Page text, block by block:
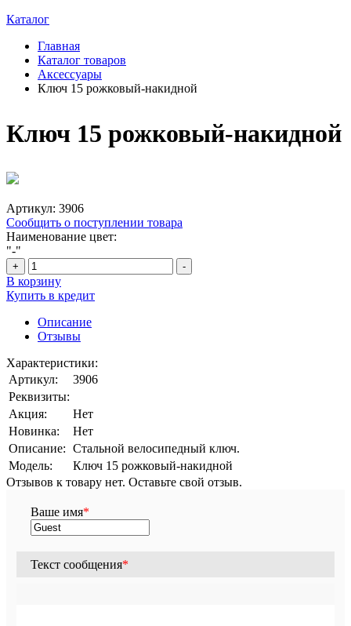
Каталог
Главная
Каталог товаров
Аксессуары
Ключ 15 рожковый-накидной
Ключ 15 рожковый-накидной
Артикул: 3906
Сообщить о поступлении товара
Наименование цвет:
"-"
+ -
В корзину
Купить в кредит
Описание
Отзывы
Характеристики:
Артикул:
3906
Реквизиты:
Акция:
Нет
Новинка:
Нет
Описание: Стальной велосипедный ключ.
Модель:
Ключ 15 рожковый-накидной
Отзывов к товару нет. Оставьте свой отзыв.
Ваше имя*
Текст сообщения*